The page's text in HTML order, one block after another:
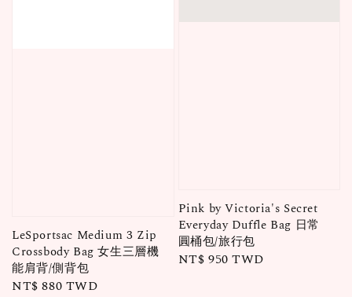
LeSportsac Medium 3 Zip
Crossbody Bag 女生三層機
能肩背/側背包
Regular
NT$ 880 TWD
Pink by Victoria's Secret
Everyday Duffle Bag 日常
圓桶包/旅行包
Regular
NT$ 950 TWD